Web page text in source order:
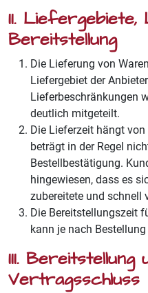
II.
Bereitstellung
Die Lieferung von
Liefergebiet der
Lieferbeschränkungen
deutlich mitgeteilt.
Die Lieferzeit hängt
beträgt in der Regel
Bestellbestätigung.
hingewiesen, dass es
zubereitete und schnell
Die Bereitstellungszeit
kann je nach
III. Bereitstellung
Vertragsschluss